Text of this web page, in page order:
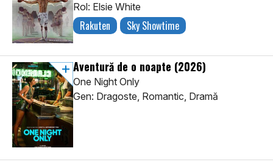
Rol: Elsie White
Rakuten Sky Showtime
Aventură de o noapte (2026)
One Night Only
Gen: Dragoste, Romantic, Dramă